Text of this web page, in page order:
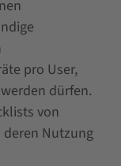
pro User,
dürfen.
von
Nutzung